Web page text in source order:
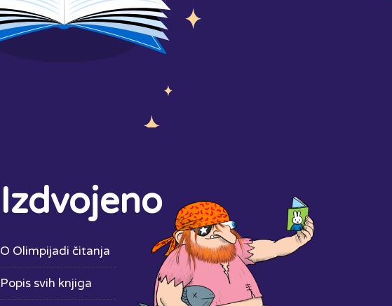
Izdvojeno
O Olimpijadi čitanja
Popis svih knjiga